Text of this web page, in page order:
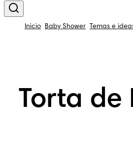
Inicio Baby Shower Temas e
Torta de